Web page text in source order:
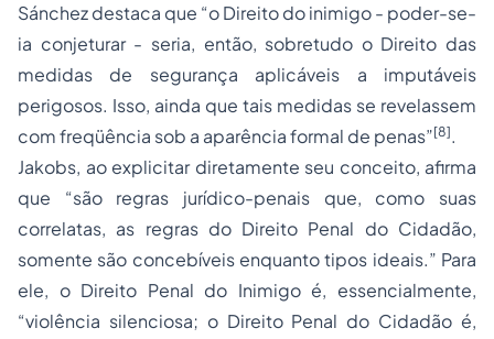
Sánchez destaca que “o Direito do inimigo - poder-se-
ia conjeturar - seria, então, sobretudo o Direito das
medidas de segurança aplicáveis a imputáveis
perigosos. Isso, ainda que tais medidas se revelassem
com freqüência sob a aparência formal de penas”[8].
Jakobs, ao explicitar diretamente seu conceito, afirma
que “são regras jurídico-penais que, como suas
correlatas, as regras do Direito Penal do Cidadão,
somente são concebíveis enquanto tipos ideais.” Para
ele, o Direito Penal do Inimigo é, essencialmente,
“violência silenciosa; o Direito Penal do Cidadão é,